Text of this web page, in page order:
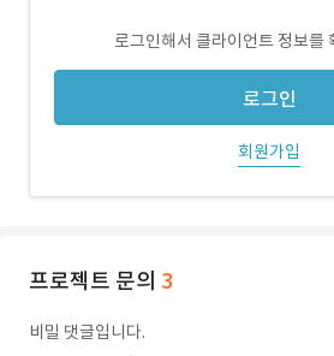
로그인해서 클라이언트 정보를
로그인
회원가입
프로젝트 문의 3
비밀 댓글입니다.